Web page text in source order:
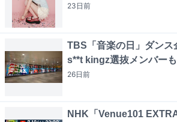
23日前
TBS「音楽の日」ダンス
s**t kingz選抜メンバー
26日前
NHK「Venue101